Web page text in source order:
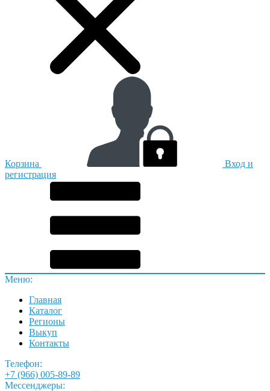
Корзина
Вход и
регистрация
Меню:
Главная
Каталог
Регионы
Выкуп
Контакты
Телефон:
+7 (966) 005-89-89
Мессенджеры: